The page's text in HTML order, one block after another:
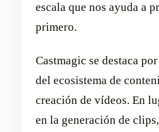
escala que nos ayuda a
primero.
Castmagic se destaca
del ecosistema de
creación de vídeos. En
en la generación de